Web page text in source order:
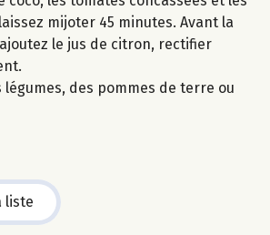
mijoter 45 minutes. Avant la
le jus de citron, rectifier
légumes, des pommes de terre ou
liste